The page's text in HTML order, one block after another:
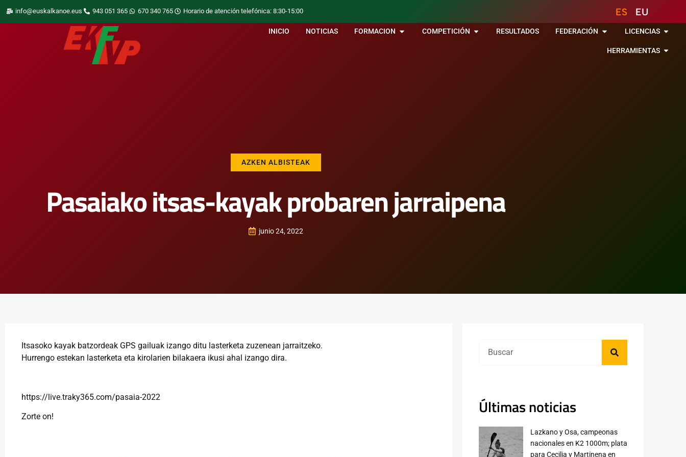
info@euskalkanoe.eus 943 051 365 670 340 765 Horario de atención telefónica: 8:30-15:00 ES EU
INICIO NOTICIAS FORMACION COMPETICIÓN RESULTADOS FEDERACIÓN LICENCIAS
HERRAMIENTAS
AZKEN ALBISTEAK
Pasaiako itsas-kayak probaren jarraipena
junio 24, 2022
Itsasoko kayak batzordeak GPS gailuak izango ditu lasterketa zuzenean jarraitzeko.
Hurrengo estekan lasterketa eta kirolarien bilakaera ikusi ahal izango dira.
https://live.traky365.com/pasaia-2022
Zorte on! Últimas noticias
Lazkano y Osa, campeonas
nacionales en K2 1000m; plata
para Cecilia y Martinena en